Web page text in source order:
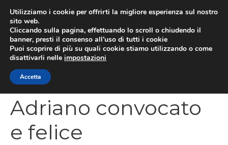
contenuto
Adriano convocato
e felice
Utilizziamo i cookie per offrirti la migliore esperienza sul nostro
sito web.
Cliccando sulla pagina, effettuando lo scroll o chiudendo il
banner, presti il consenso all’uso di tutti i cookie
Puoi scoprire di più su quali cookie stiamo utilizzando o come
disattivarli nelle impostazioni
Accetta